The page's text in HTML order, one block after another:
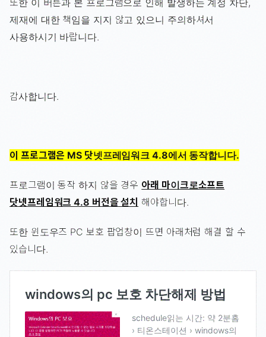
또한 이 버튼과 본 프로그램으로 인해 발생하는 계정 차단,
제재에 대한 책임을 지지 않고 있으니 주의하셔서
사용하시기 바랍니다.
감사합니다.
이 프로그램은 MS 닷넷프레임워크 4.8에서 동작합니다.
프로그램이 동작 하지 않을 경우 아래 마이크로소프트
닷넷프레임워크 4.8 버전을 설치 해야합니다.
또한 윈도우즈 PC 보호 팝업창이 뜨면 아래처럼 해결 할 수
있습니다.